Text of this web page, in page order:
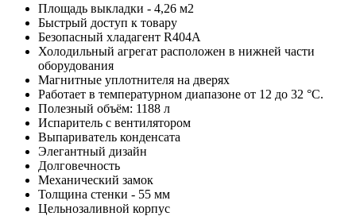
Площадь выкладки - 4,26 м2
Быстрый доступ к товару
Безопасный хладагент R404А
Холодильный агрегат расположен в нижней части
оборудования
Магнитные уплотнителя на дверях
Работает в температурном диапазоне от 12 до 32 °C.
Полезный объём: 1188 л
Испаритель с вентилятором
Выпариватель конденсата
Элегантный дизайн
Долговечность
Механический замок
Толщина стенки - 55 мм
Цельнозаливной корпус